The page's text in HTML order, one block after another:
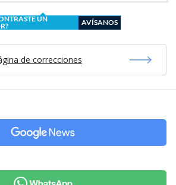
UN
AVÍSANOS
de correcciones